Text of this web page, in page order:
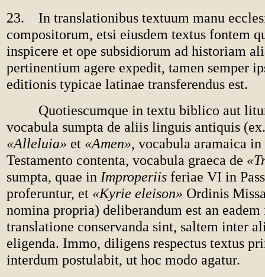
23. In translationibus textuum manu
compositorum, etsi eiusdem textus fontem
inspicere et ope subsidiorum ad historiam
pertinentium agere expedit, tamen semper
editionis typicae latinae transferendus est.
Quotiescumque in textu biblico aut
vocabula sumpta de aliis linguis antiquis
«Alleluia» et «Amen», vocabula aramaica
Testamento contenta, vocabula graeca de
sumpta, quae in Improperiis feriae VI in
proferuntur, et «Kyrie eleison» Ordinis
nomina propria) deliberandum est an
translatione conservanda sint, saltem inter
eligenda. Immo, diligens respectus textus
interdum postulabit, ut hoc modo agatur.